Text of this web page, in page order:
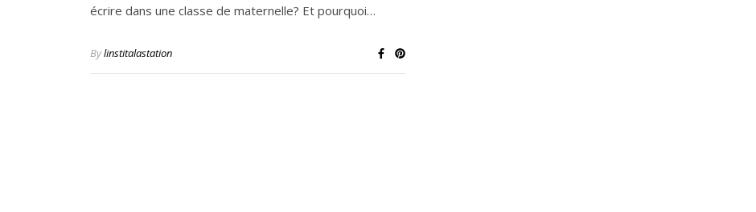
écrire dans une classe de maternelle? Et pourquoi…
Bylinstitalastation